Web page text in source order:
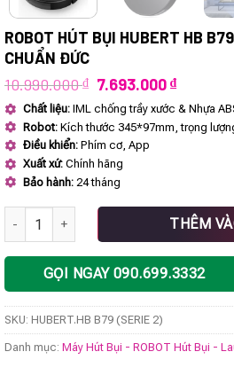
ROBOT HÚT BỤI HUBERT HB
CHUẨN ĐỨC
10.990.000₫ Giá
gốc
là:
10.990.000 ₫.
7.693.000₫Giá
hiện
tại
là:
Chất liệu: IML chống trầy xước & Nhựa
Robot: Kích thước 345*97mm, trọng
Điều khiển: Phím cơ, App
Xuất xứ: Chính hãng
Bảo hành: 24 tháng
Robot hút bụi HUBERT HB B79 (SERIE
THÊM
GỌI NGAY 090.699.3332
SKU: HUBERT.HB B79 (SERIE 2)
Danh mục: Máy Hút Bụi - ROBOT Hút Bụi -